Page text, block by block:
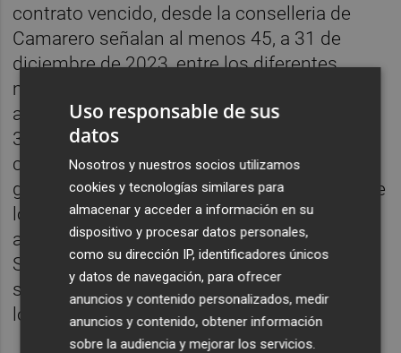
contrato vencido, desde la conselleria de
Camarero señalan al menos 45, a 31 de
diciembre de 2023, entre los diferentes
modelos de atención asistencial. De éstos,
aseguran que en 2022 ya había 35; en 2021,
31; en 2020, 23 centros y en 2019, 11
centros. "Se trata de una situación que el
gobierno anterior no solucionó a medida que
los contratos empezaron a finalizar",
apuntaban fuentes de la conselleria de
Servicios Sociales ante la denuncia de los
sindicatos a principios de año. Sin embargo,
los meses pasan y no salen los concursos.
Uso responsable de sus
datos
Nosotros y nuestros socios utilizamos
cookies y tecnologías similares para
almacenar y acceder a información en su
dispositivo y procesar datos personales,
como su dirección IP, identificadores únicos
y datos de navegación, para ofrecer
anuncios y contenido personalizados, medir
anuncios y contenido, obtener información
sobre la audiencia y mejorar los servicios.